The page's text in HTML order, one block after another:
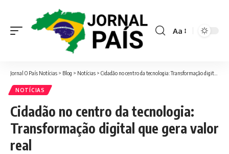
Font
Aa
Jornal O País Notícias > Blog > Notícias > Cidadão no centro da tecnologia: Transformação digital que gera valor real
NOTÍCIAS
Cidadão no centro da tecnologia:
Transformação digital que gera valor
real